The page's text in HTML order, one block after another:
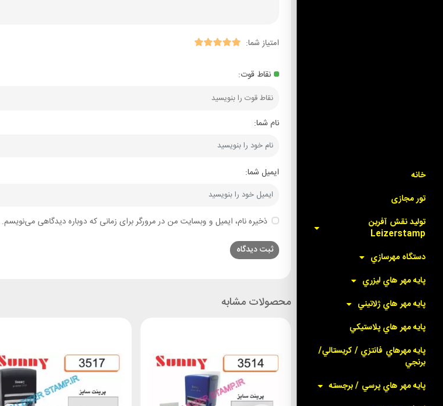
خانه
تور مجازی
توليد نقش آفرين
Leizerstamp
دستگاه مهرسازي
پايه مهر هاي ليزري
پايه مهر هاي ژلاتيني
پايه مهر هاي پلاستيکي
پايه مهرهاي فانتزي / کريستالي/
برنجي
پايه مهر هاي پرسي / برجسته
امتیاز شما:
نقاط قوت:
نام شما:
ایمیل شما:
ذخیره نام، ایمیل و وبسایت من در مرورگر برای زمانی که دوباره دیدگاهی می‌نویسم.
محصولات مشابه